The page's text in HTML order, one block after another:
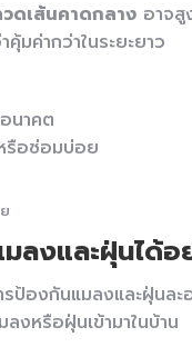
ดเส้นคาดกลาง อาจสู
มค่ากว่าในระยะยาว
นาคต
รือซ่อมบ่อย
ลงและฝุ่นได้อ
รป้องกันแมลงและฝุ่นล
งหรือฝุ่นเข้ามาในบ้าน